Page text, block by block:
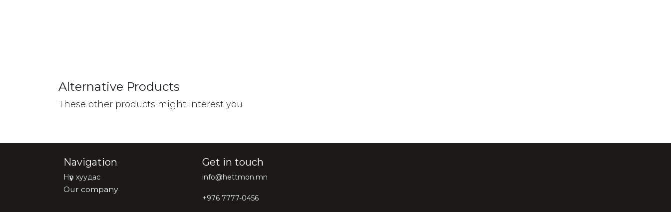
Alternative Products
These other products might interest you
Navigation
Нүүр хуудас
Our company
Get in touch
info@hettmon.mn
+976 7777-0456